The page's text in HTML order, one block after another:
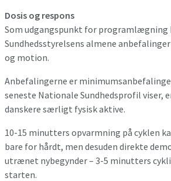
Dosis og respons
Som udgangspunkt for programlægning
Sundhedsstyrelsens almene
og motion.
Anbefalingerne er
seneste Nationale Sundhedsprofil viser,
danskere særligt fysisk aktive.
10-15 minutters opvarmning på cyklen
bare for hårdt, men desuden direkte
utrænet nybegynder – 3-5 minutters
starten.